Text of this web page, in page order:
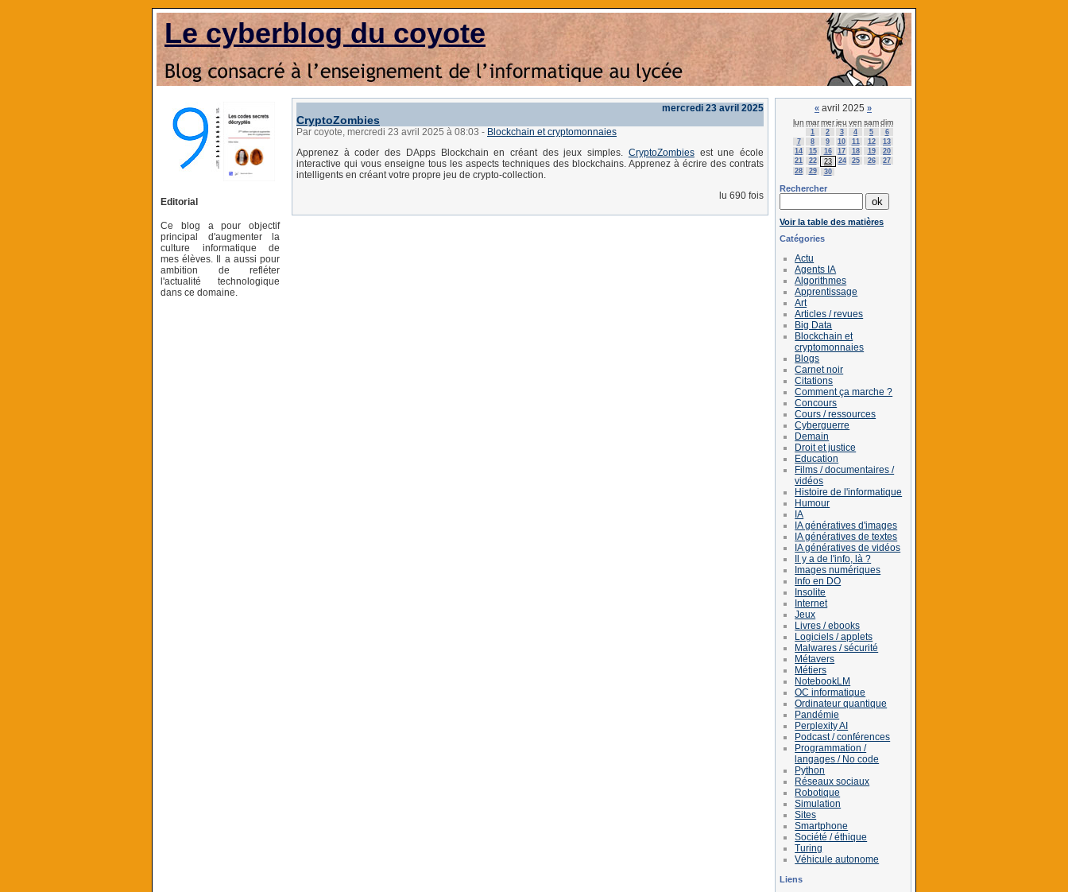
Le cyberblog du coyote
Editorial
Ce blog a pour objectif
principal d'augmenter la
culture informatique de
mes élèves. Il a aussi pour
ambition de refléter
l'actualité technologique
dans ce domaine.
mercredi 23 avril 2025
CryptoZombies
Par coyote, mercredi 23 avril 2025 à 08:03 - Blockchain et cryptomonnaies
Apprenez à coder des DApps Blockchain en créant des jeux simples. CryptoZombiesest une école
interactive qui vous enseigne tous les aspects techniques des blockchains. Apprenez à écrire des contrats
intelligents en créant votre propre jeu de crypto-collection.
lu 690 fois
« avril 2025 »
lun marmerjeu ven samdim
1 2 3 4 5
6
7
8 9 10 11 12
13
14
15 16 17 18 19
20
21
22 23 24 25 26
27
28
29 30
Rechercher
Voir la table des matières
Catégories
Actu
Agents IA
Algorithmes
Apprentissage
Art
Articles / revues
Big Data
Blockchain et
cryptomonnaies
Blogs
Carnet noir
Citations
Comment ça marche ?
Concours
Cours / ressources
Cyberguerre
Demain
Droit et justice
Education
Films / documentaires /
vidéos
Histoire de l'informatique
Humour
IA
IA génératives d'images
IA génératives de textes
IA génératives de vidéos
Il y a de l'info, là ?
Images numériques
Info en DO
Insolite
Internet
Jeux
Livres / ebooks
Logiciels / applets
Malwares / sécurité
Métavers
Métiers
NotebookLM
OC informatique
Ordinateur quantique
Pandémie
Perplexity AI
Podcast / conférences
Programmation /
langages / No code
Python
Réseaux sociaux
Robotique
Simulation
Sites
Smartphone
Société / éthique
Turing
Véhicule autonome
Liens